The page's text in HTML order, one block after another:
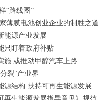
“路线图”
薄膜电池创业企业的制胜之道
能源产业发展
只盯着政府补贴
施 或推动甲醇汽车上路
裂"产业界
源结构 扶持可再生能源发展